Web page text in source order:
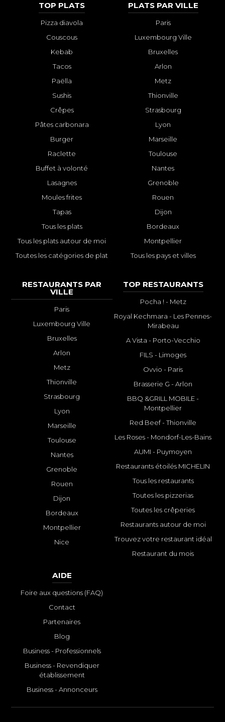
TOP PLATS
Pizza diavola
Couscous
Kebab
Tacos
Paëlla
Sushis
Crêpes
Pâtes carbonara
Burger
Raclette
Buffet à volonté
Lasagnes
Moules frites
Tapas
Tous les plats
Tous les plats autour de moi
Toutes les catégories de plat
PLATS PAR VILLE
Paris
Luxembourg Ville
Bruxelles
Arlon
Metz
Thionville
Strasbourg
Lyon
Marseille
Toulouse
Nantes
Grenoble
Rouen
Dijon
Bordeaux
Montpellier
Tous les pays et villes
RESTAURANTS PAR
VILLE
Paris
Luxembourg Ville
Bruxelles
Arlon
Metz
Thionville
Strasbourg
Lyon
Marseille
Toulouse
Nantes
Grenoble
Rouen
Dijon
Bordeaux
Montpellier
Nice
TOP RESTAURANTS
Pocha ! - Metz
Royal Kechmara - Les Pennes-
Mirabeau
A Vista - Porto-Vecchio
FILS - Limoges
Ovvio - Paris
Brasserie G - Arlon
BBQ &GRILL MOBILE -
Montpellier
Red Beef - Thionville
Les Roses - Mondorf-Les-Bains
AUMI - Puymoyen
Restaurants étoilés MICHELIN
Tous les restaurants
Toutes les pizzerias
Toutes les crêperies
Restaurants autour de moi
Trouvez votre restaurant idéal
Restaurant du mois
AIDE
Foire aux questions (FAQ)
Contact
Partenaires
Blog
Business - Professionnels
Business - Revendiquer
établissement
Business - Annonceurs